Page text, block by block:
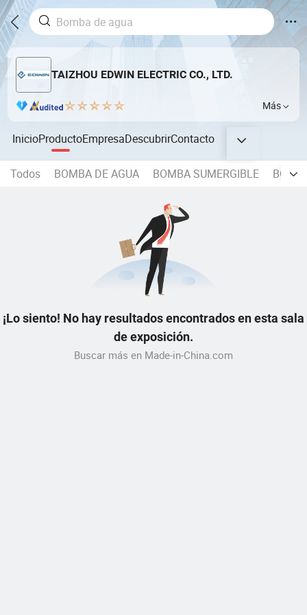
TAIZHOU EDWIN ELECTRIC CO., LTD.
Más
InicioProductoEmpresaDescubrirContacto
Todos BOMBA DE AGUA BOMBA SUMERGIBLE
¡Lo siento! No hay resultados encontrados en esta sala
de exposición.
Buscar más en Made-in-China.com